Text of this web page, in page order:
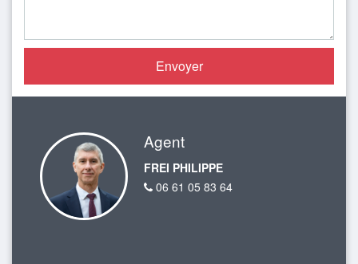
Agent
FREI PHILIPPE
06 61 05 83 64